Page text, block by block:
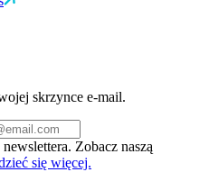
skrzynce e-mail.
Zobacz naszą
się więcej.